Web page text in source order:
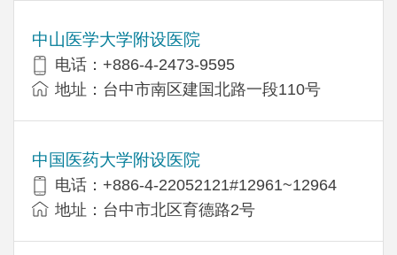
中山医学大学附设医院
电话：+886-4-2473-9595
地址：台中市南区建国北路一段110号
中国医药大学附设医院
电话：+886-4-22052121#12961~12964
地址：台中市北区育德路2号